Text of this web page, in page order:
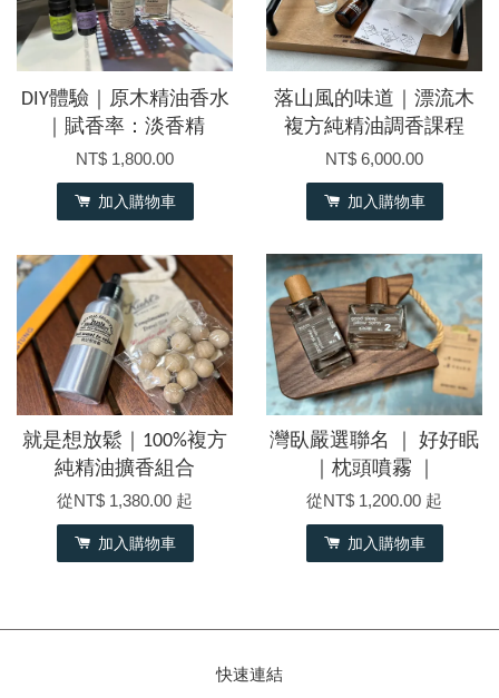
DIY體驗｜原木精油香水
｜賦香率：淡香精
NT$ 1,800.00
加入購物車
落山風的味道｜漂流木
複方純精油調香課程
NT$ 6,000.00
加入購物車
就是想放鬆｜100%複方
純精油擴香組合
從NT$ 1,380.00 起
加入購物車
灣臥嚴選聯名 ｜ 好好眠
｜枕頭噴霧 ｜
從NT$ 1,200.00 起
加入購物車
快速連結